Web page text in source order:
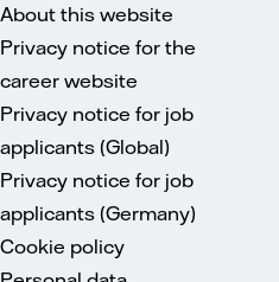
About this website
Privacy notice for the
career website
Privacy notice for job
applicants (Global)
Privacy notice for job
applicants (Germany)
Cookie policy